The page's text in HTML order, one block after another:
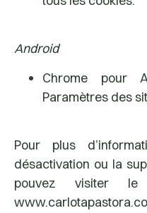
Android
Chrome pour
Paramètres des
Pour plus
désactivation ou la
pouvez visiter